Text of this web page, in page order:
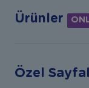
Ürünler
Özel